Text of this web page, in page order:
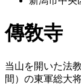
傳敎寺
当山を開いた法
間）の東軍総大